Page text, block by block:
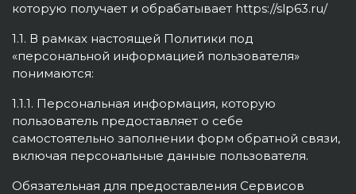
которую получает и обрабатывает https://slp63.ru/
1.1. В рамках настоящей Политики под
«персональной информацией пользователя»
понимаются:
1.1.1. Персональная информация, которую
пользователь предоставляет о себе
самостоятельно заполнении форм обратной связи,
включая персональные данные пользователя.
Обязательная для предоставления Сервисов